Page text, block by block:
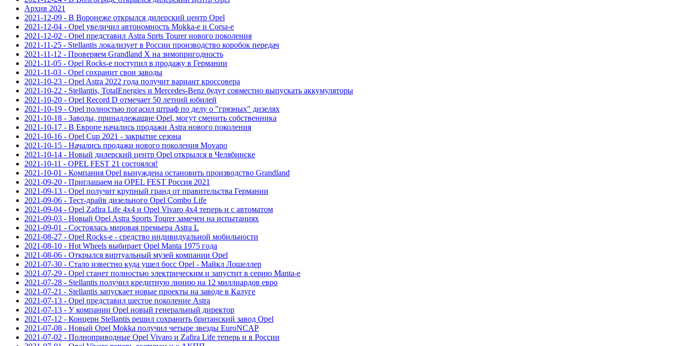
Архив 2021
2021-12-09 - В Воронеже открылся дилерский центр Opel
2021-12-04 - Opel увеличил автономность Mokka-e и Corsa-e
2021-12-02 - Opel представил Astra Sprts Tourer нового поколения
2021-11-25 - Stellantis локализует в России производство коробок передач
2021-11-12 - Проверяем Grandland X на зимопригодность
2021-11-05 - Opel Rocks-е поступил в продажу в Германии
2021-11-03 - Opel сохранит свои заводы
2021-10-23 - Opel Astra 2022 года получит вариант кроссовера
2021-10-22 - Stellantis, TotalEnergies и Mercedes-Benz будут совместно выпускать аккумуляторы
2021-10-20 - Opel Record D отмечает 50 летний юбилей
2021-10-19 - Opel полностью погасил штраф по делу о "грязных" дизелях
2021-10-18 - Заводы, принадлежащие Opel, могут сменить собственника
2021-10-17 - В Европе начались продажи Astra нового поколения
2021-10-16 - Opel Cup 2021 - закрытие сезона
2021-10-15 - Начались продажи нового поколения Movano
2021-10-14 - Новый дилерский центр Opel открылся в Челябинске
2021-10-11 - OPEL FEST 21 состоялся!
2021-10-01 - Компания Opel вынуждена остановить производство Grandland
2021-09-20 - Приглашаем на OPEL FEST Россия 2021
2021-09-13 - Opel получит крупный гранд от правительства Германии
2021-09-06 - Тест-драйв дизельного Opel Combo Life
2021-09-04 - Opel Zafira Life 4х4 и Opel Vivaro 4х4 теперь и с автоматом
2021-09-03 - Новый Opel Astra Sports Tourer замечен на испытаниях
2021-09-01 - Состоялась мировая премьера Astra L
2021-08-27 - Opel Rocks-e - средство индивидуальной мобильности
2021-08-10 - Hot Wheels выбирает Opel Manta 1975 года
2021-08-06 - Открылся виртуальный музей компании Opel
2021-07-30 - Стало известно куда ушел босс Opel - Майкл Лошеллер
2021-07-29 - Opel станет полностью электрическим и запустит в серию Manta-e
2021-07-28 - Stellantis получил кредитную линию на 12 миллиардов евро
2021-07-21 - Stellantis запускает новые проекты на заводе в Калуге
2021-07-13 - Opel представил шестое поколение Astra
2021-07-13 - У компании Opel новый генеральный директор
2021-07-12 - Концерн Stellantis решил сохранить британский завод Opel
2021-07-08 - Новый Opel Mokka получил четыре звезды EuroNCAP
2021-07-02 - Полноприводные Opel Vivaro и Zafira Life теперь и в России